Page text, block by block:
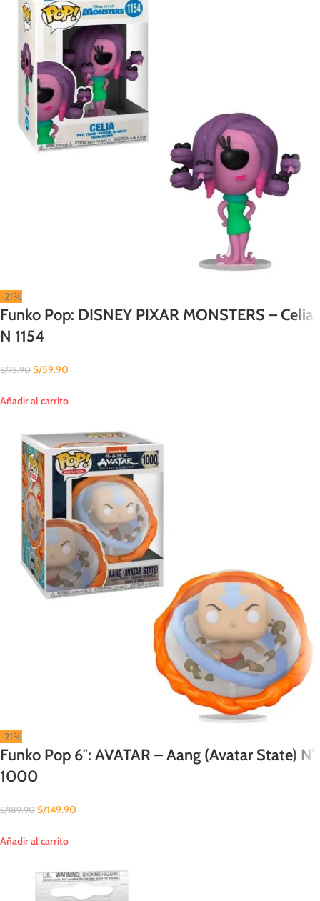
-21%
Funko Pop: DISNEY PIXAR MONSTERS – Celia
N 1154
S/75.90 S/59.90
Añadir al carrito
-21%
Funko Pop 6″: AVATAR – Aang (Avatar State) N°
1000
S/189.90 S/149.90
Añadir al carrito